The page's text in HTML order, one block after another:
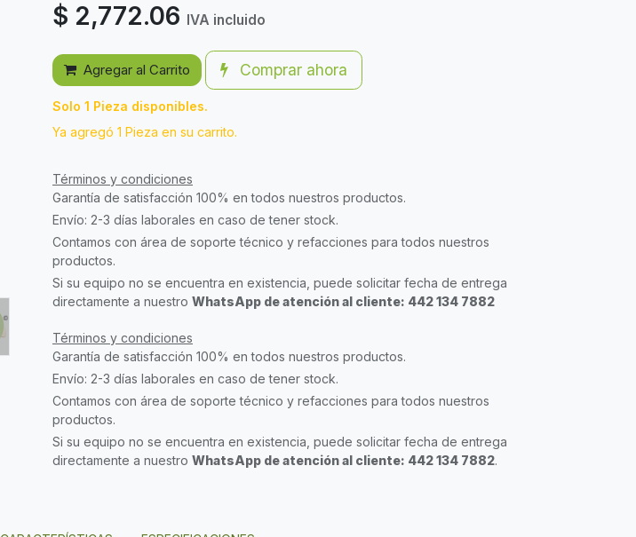
$ 2,772.06 IVA incluido
Agregar al Carrito Comprar ahora
Solo 1 Pieza disponibles.
Ya agregó 1 Pieza en su carrito.
Términos y condiciones
Garantía de satisfacción 100% en todos nuestros productos.
Envío: 2-3 días laborales en caso de tener stock.
Contamos con área de soporte técnico y refacciones para todos nuestros
productos.
Si su equipo no se encuentra en existencia, puede solicitar fecha de entrega
directamente a nuestro WhatsApp de atención al cliente: 442 134 7882
Términos y condiciones
Garantía de satisfacción 100% en todos nuestros productos.
Envío: 2-3 días laborales en caso de tener stock.
Contamos con área de soporte técnico y refacciones para todos nuestros
productos.
Si su equipo no se encuentra en existencia, puede solicitar fecha de entrega
directamente a nuestro WhatsApp de atención al cliente: 442 134 7882.